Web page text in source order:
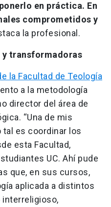
en práctica. En
comprometidos y
la profesional.
y transformadoras
la Facultad de Teología
a la metodología
director del área de
“Una de mis
es coordinar los
esta Facultad,
UC. Ahí pude
que, en sus cursos,
aplicada a distintos
interreligioso,